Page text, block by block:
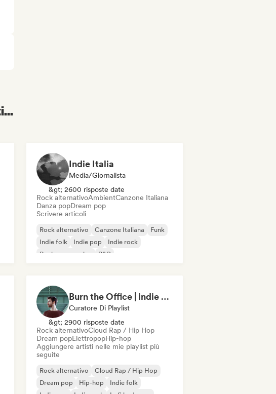
Indie Italia
Media/Giornalista
&gt; 2600 risposte date
Rock alternativoAmbientCanzone Italiana
Danza popDream pop
Scrivere articoli
Rock alternativo Canzone Italiana
Funk
Indie folk
Indie pop
Indie rock
Rock progressivo
R&B
Burn the Office | indie against burnout (by Music Minds)
Curatore Di Playlist
&gt; 2900 risposte date
Rock alternativoCloud Rap / Hip Hop
Dream popElettropopHip-hop
Aggiungere artisti nelle mie playlist più
seguite
Rock alternativo
Cloud Rap / Hip Hop
Dream pop
Hip-hop
Indie folk